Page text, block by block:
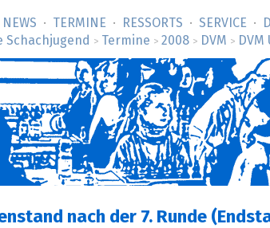
NEWS TERMINE RESSORTS SERVICE
Schachjugend
> Termine > 2008 > DVM > DVM
nach der 7. Runde